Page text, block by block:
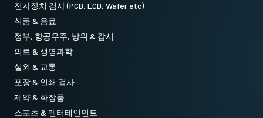
전자장치 검사 (PCB, LCD, Wafer etc)
식품 & 음료
정부, 항공우주, 방위 & 감시
의료 & 생명과학
실외 & 교통
포장 & 인쇄 검사
제약 & 화장품
스포츠 & 엔터테인먼트